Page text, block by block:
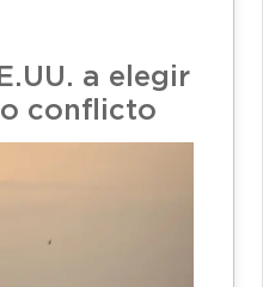
a elegir
conflicto